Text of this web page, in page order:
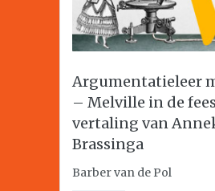
Argumentatieleer
– Melville in de
vertaling van
Brassinga
Barber van de Pol